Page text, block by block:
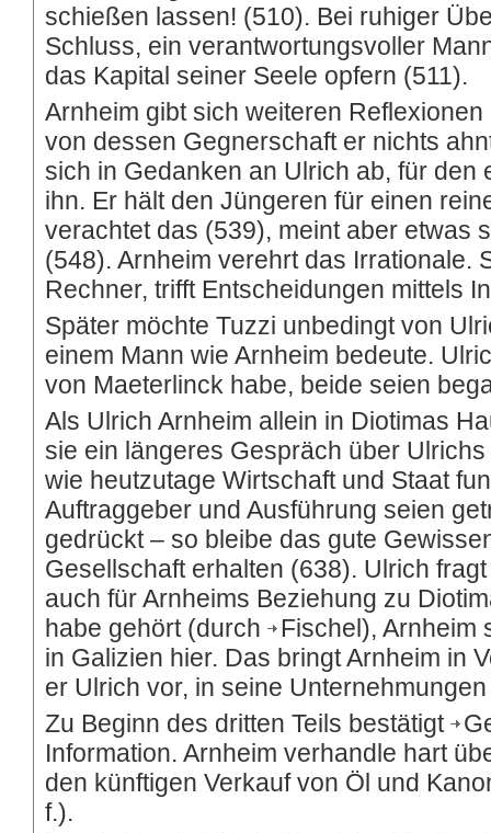
schießen lassen! (510). Bei ruhiger
Schluss, ein verantwortungsvoller
das Kapital seiner Seele opfern (511).
Arnheim gibt sich weiteren
von dessen Gegnerschaft er nichts
sich in Gedanken an Ulrich ab, für den
ihn. Er hält den Jüngeren für einen
verachtet das (539), meint aber etwas
(548). Arnheim verehrt das Irrationale.
Rechner, trifft Entscheidungen mittels
Später möchte Tuzzi unbedingt von
einem Mann wie Arnheim bedeute.
von Maeterlinck habe, beide seien
Als Ulrich Arnheim allein in Diotimas
sie ein längeres Gespräch über
wie heutzutage Wirtschaft und Staat
Auftraggeber und Ausführung seien
gedrückt – so bleibe das gute
Gesellschaft erhalten (638). Ulrich
auch für Arnheims Beziehung zu
habe gehört (durch
Fischel), Arnheim
in Galizien hier. Das bringt Arnheim in
er Ulrich vor, in seine
Zu Beginn des dritten Teils bestätigt
Information. Arnheim verhandle hart
den künftigen Verkauf von Öl und
f.).